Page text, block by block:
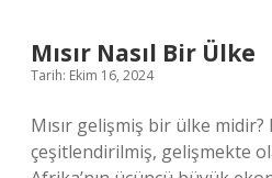
Mısır Nasıl Bir Ülke
Tarih: Ekim 16, 2024
Mısır gelişmiş bir ülke
çeşitlendirilmiş, gelişmekte